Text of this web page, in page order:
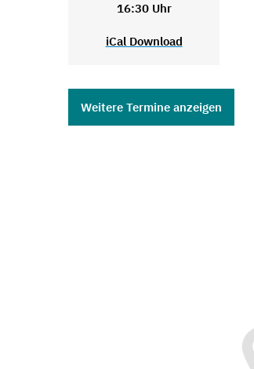
16:30 Uhr
iCal Download
Weitere Termine anzeigen